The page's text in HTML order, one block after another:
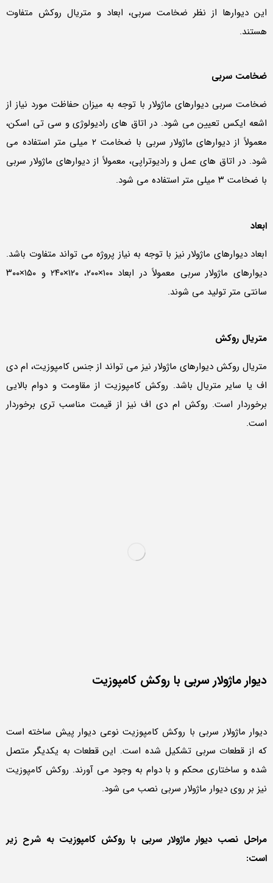
این دیوارها از نظر ضخامت سربی، ابعاد و متریال روکش متفاوت
هستند.
ضخامت سربی
ضخامت سربی دیوارهای ماژولار با توجه به میزان حفاظت مورد نیاز از
اشعه ایکس تعیین می شود. در اتاق های رادیولوژی و سی تی اسکن،
معمولاً از دیوارهای ماژولار سربی با ضخامت ۲ میلی متر استفاده می
شود. در اتاق های عمل و رادیوتراپی، معمولاً از دیوارهای ماژولار سربی
با ضخامت ۳ میلی متر استفاده می شود.
ابعاد
ابعاد دیوارهای ماژولار نیز با توجه به نیاز پروژه می تواند متفاوت باشد.
دیوارهای ماژولار سربی معمولاً در ابعاد ۱۰۰×۲۰۰، ۱۲۰×۲۴۰ و ۱۵۰×۳۰۰
سانتی متر تولید می شوند.
متریال روکش
متریال روکش دیوارهای ماژولار نیز می تواند از جنس کامپوزیت، ام دی
اف یا سایر متریال باشد. روکش کامپوزیت از مقاومت و دوام بالایی
برخوردار است. روکش ام دی اف نیز از قیمت مناسب تری برخوردار
است.
دیوار ماژولار سربی با روکش کامپوزیت
دیوار ماژولار سربی با روکش کامپوزیت نوعی دیوار پیش ساخته است
که از قطعات سربی تشکیل شده است. این قطعات به یکدیگر متصل
شده و ساختاری محکم و با دوام به وجود می آورند. روکش کامپوزیت
نیز بر روی دیوار ماژولار سربی نصب می شود.
مراحل نصب دیوار ماژولار سربی با روکش کامپوزیت به شرح زیر
است: